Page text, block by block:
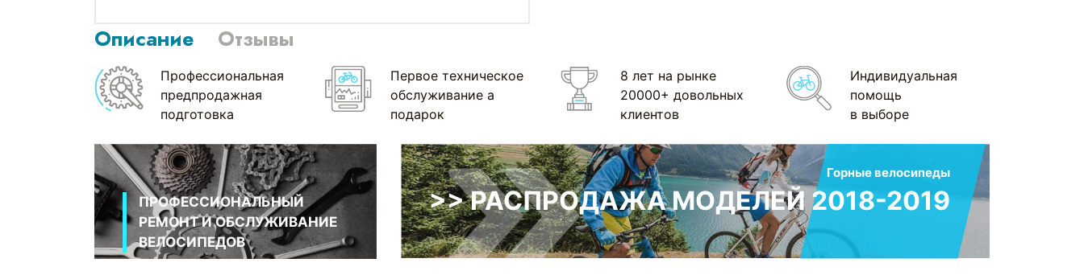
Описание Отзывы
Профессиональная
предпродажная
подготовка
Первое техническое
обслуживание а
подарок
8 лет на рынке
20000+ довольных
клиентов
Индивидуальная
помощь
в выборе
ПРОФЕССИОНАЛЬНЫЙ
РЕМОНТ И ОБСЛУЖИВАНИЕ
ВЕЛОСИПЕДОВ
Горные велосипеды
>> РАСПРОДАЖА МОДЕЛЕЙ 2018-2019